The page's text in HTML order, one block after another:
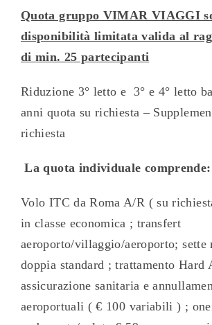
Quota gruppo VIMAR VIAGGI
disponibilità limitata valida al
di min. 25 partecipanti
Riduzione 3° letto e 3° e 4° letto
anni quota su richiesta –
richiesta
La quota individuale comprende:
Volo ITC da Roma A/R ( su
in classe economica ; transfert
aeroporto/villaggio/aeroporto; sette
doppia standard ; trattamento
assicurazione sanitaria e
aeroportuali ( € 100 variabili ) ;